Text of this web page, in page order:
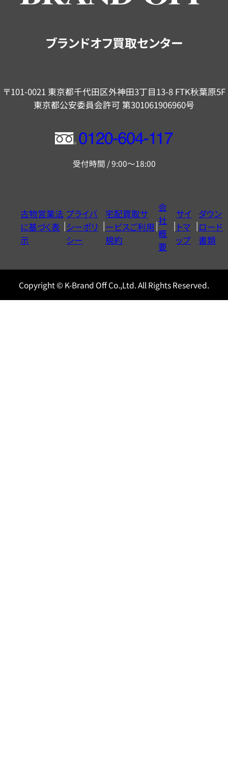
ブランドオフ買取センター
〒101-0021 東京都千代田区外神田3丁目13-8 FTK秋葉原5F
東京都公安委員会許可 第301061906960号
フ
ー
ヤ
ル
0120604117
受付時間 / 9:00～18:00
古物営業法
に基づく表
示
プライバ
シーポリ
シー
宅配買取サ
ービスご利用
規約
会
社
概
要
サイ
トマ
ップ
ダウン
ロード
書類
Copyright © K-Brand Off Co.,Ltd. All Rights Reserved.